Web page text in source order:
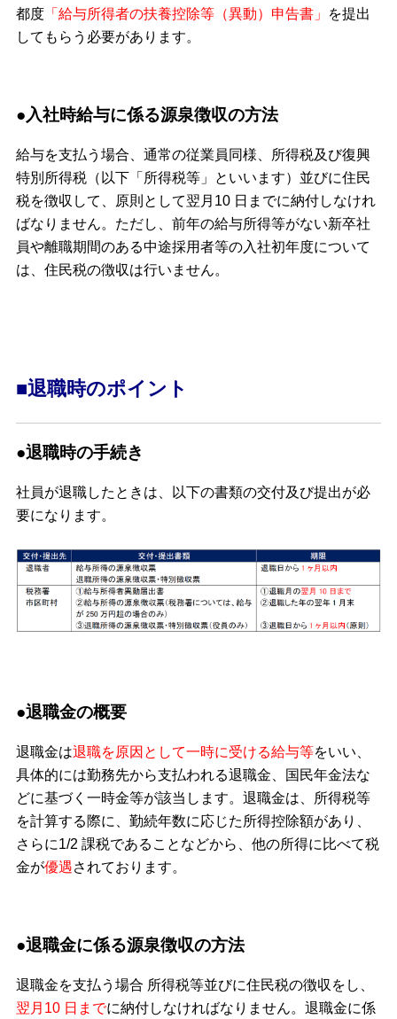
都度「給与所得者の扶養控除等（異動）申告書」
を提出
してもらう必要があります。
●入社時給与に係る源泉徴収の方法
給与を支払う場合、通常の従業員同様、所得税及び復興
特別所得税（以下「所得税等」といいます）並びに住民
税を徴収して、原則として翌月10 日までに納付しなけれ
ばなりません。ただし、前年の給与所得等がない新卒社
員や離職期間のある中途採用者等の入社初年度について
は、住民税の徴収は行いません。
■退職時のポイント
●退職時の手続き
社員が退職したときは、以下の書類の交付及び提出が必
要になります。
●退職金の概要
退職金は退職を原因として一時に受ける給与等をいい、
具体的には勤務先から支払われる退職金、国民年金法な
どに基づく一時金等が該当します。退職金は、所得税等
を計算する際に、勤続年数に応じた所得控除額があり、
さらに1/2 課税であることなどから、他の所得に比べて税
金が優遇されております。
●退職金に係る源泉徴収の方法
退職金を支払う場合 所得税等並びに住民税の徴収をし、
翌月10 日までに納付しなければなりません。退職金に係